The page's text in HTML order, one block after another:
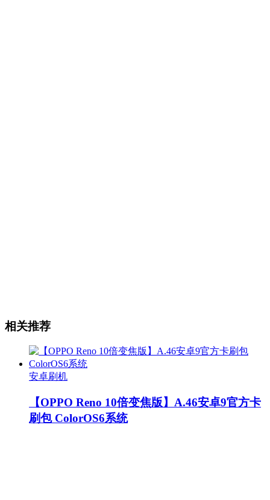
相关推荐
安卓刷机
【OPPO Reno 10倍变焦版】A.46安卓9官方卡
刷包 ColorOS6系统